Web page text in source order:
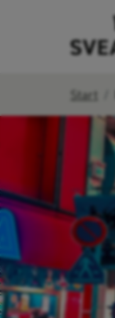
Start